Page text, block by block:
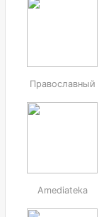
Православный
Amediateka